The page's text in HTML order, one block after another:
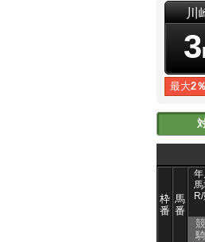
川
3
最大2％
枠
番
馬
番